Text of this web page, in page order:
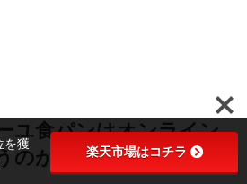
ユ食パンはオンライン
のがおすすめ
を獲
楽天市場はコチラ